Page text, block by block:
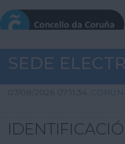
SEDE
07/08/2026 07:11:34